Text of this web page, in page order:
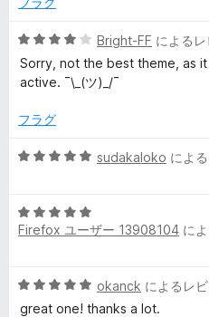
評
価
5
段
階
4
評
Bright-FF による
Sorry, not the best theme, as
active. ¯\_(ツ)_/¯
フラグ
5
中
5
価
sudakaloko によ
5
段
5
の
Firefox ユーザー 13908104 に
5
段
okanck によるレ
great one! thanks a lot.